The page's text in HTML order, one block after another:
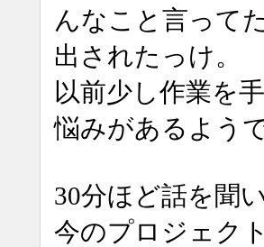
んなこと言って
出されたっけ。
以前少し作業を
悩みがあるよう
30分ほど話を聞
今のプロジェク